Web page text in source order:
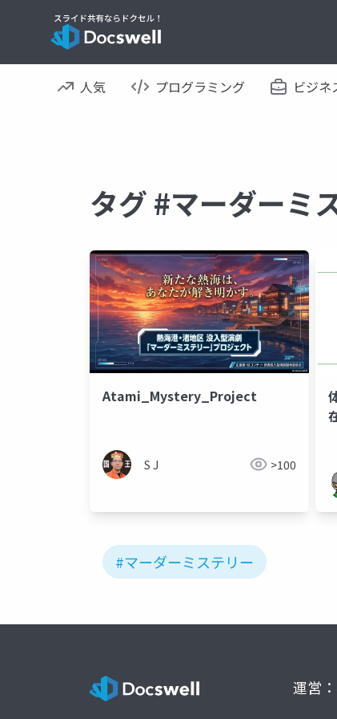
人気 プログラミング ビジネ
タグ #マーダーミ
Atami_Mystery_Project
S J >100
#マーダーミステリー
運営